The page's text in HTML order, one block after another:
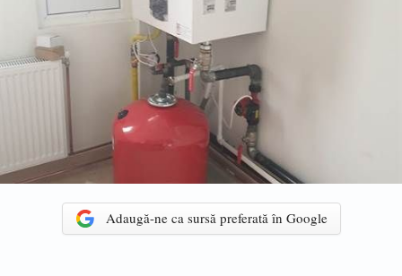
Adaugă-ne ca sursă preferată în Google